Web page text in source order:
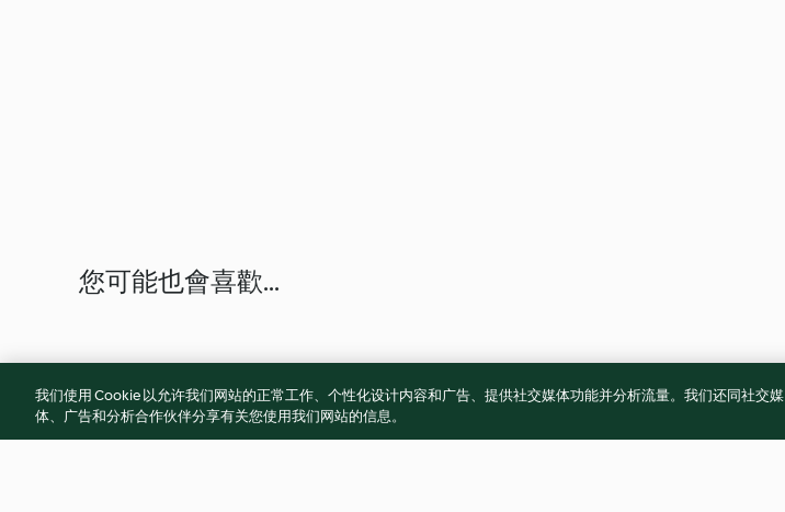
您可能也會喜歡...
我们使用 Cookie 以允许我们网站的正常工作、个性化设计内容和广告、提供社交媒体功能并分析流量。我们还同社交媒
体、广告和分析合作伙伴分享有关您使用我们网站的信息。